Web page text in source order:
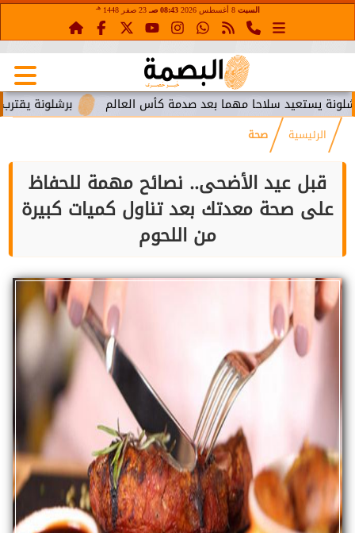
السبت 8 أغسطس 2026 08:43 صـ 23 صفر 1448 هـ
برشلونة يقترب من سلاحا مهما بعد صدمة كأس العالم
الرئيسية صحة
قبل عيد الأضحى.. نصائح مهمة للحفاظ
على صحة معدتك بعد تناول كميات كبيرة
من اللحوم